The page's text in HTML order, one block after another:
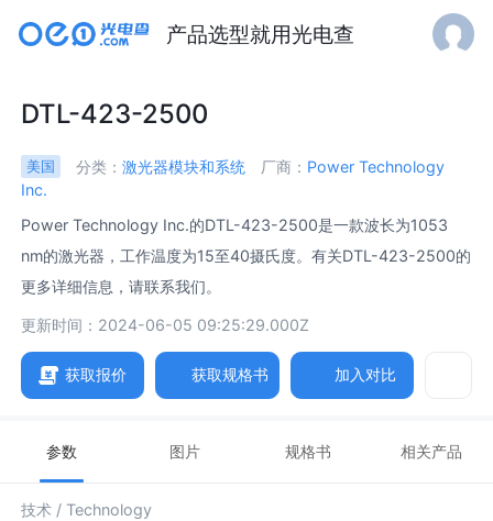
产品选型就用光电查
DTL-423-2500
美国 分类： 激光器模块和系统 厂商： Power Technology
Inc.
Power Technology Inc.的DTL-423-2500是一款波长为1053
nm的激光器，工作温度为15至40摄氏度。有关DTL-423-2500的
更多详细信息，请联系我们。
更新时间：2024-06-05 09:25:29.000Z
获取报价 获取规格书 加入对比
参数 图片 规格书 相关产品
技术 /Technology